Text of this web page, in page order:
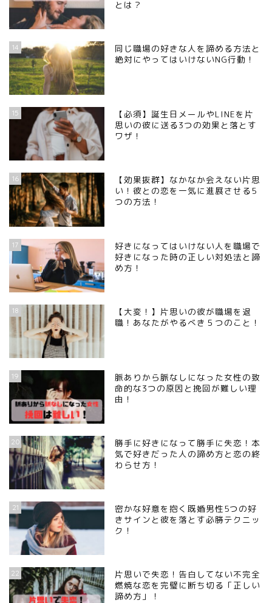
とは？
14
同じ職場の好きな人を諦める方法と
絶対にやってはいけないNG行動！
15
【必須】誕生日メールやLINEを片
思いの彼に送る3つの効果と落とす
ワザ！
16
【効果抜群】なかなか会えない片思
い！彼との恋を一気に進展させる5
つの方法！
17
好きになってはいけない人を職場で
好きになった時の正しい対処法と諦
め方！
18
【大変！】片思いの彼が職場を退
職！あなたがやるべき５つのこと！
19
脈ありから脈なしになった女性の致
命的な3つの原因と挽回が難しい理
由！
20
勝手に好きになって勝手に失恋！本
気で好きだった人の諦め方と恋の終
わらせ方！
21
密かな好意を抱く既婚男性5つの好
きサインと彼を落とす必勝テクニッ
ク！
22
片思いで失恋！告白してない不完全
燃焼な恋を完璧に断ち切る「正しい
諦め方」！